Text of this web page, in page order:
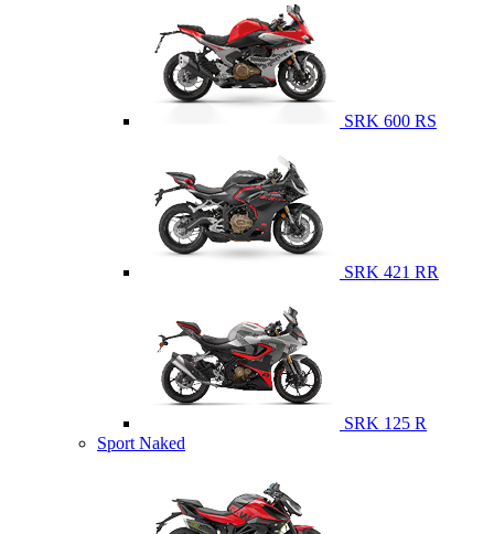
SRK 600 RS
SRK 421 RR
SRK 125 R
Sport Naked